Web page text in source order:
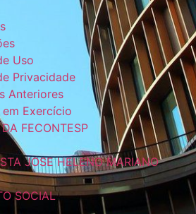
Uso
Privacidade
Anteriores
Exercício
FECONTESP
JOSE HELENO MARIANO
SOCIAL